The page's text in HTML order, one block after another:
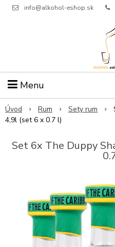
info@alkohol-eshop.sk
Menu
Úvod Rum Sety rum
4,9l (set 6 x 0.7 l)
Set 6x The Duppy